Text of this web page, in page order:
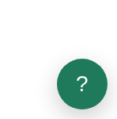
?